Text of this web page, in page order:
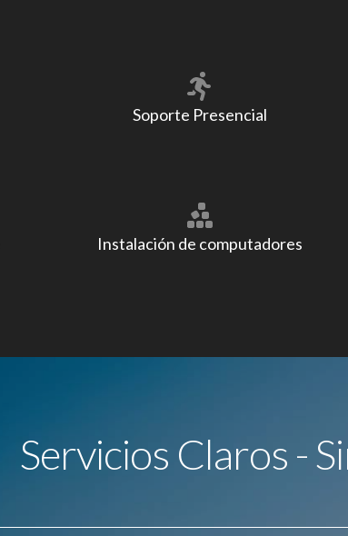
Soporte Presencial
Instalación de computadores
Servicios Claros -